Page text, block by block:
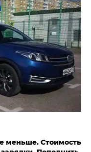
меньше. Стоимость